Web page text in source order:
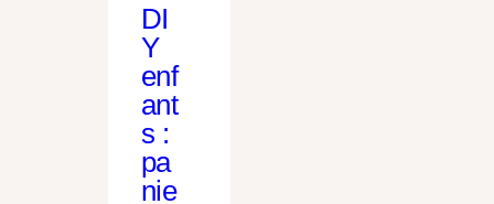
DI
Y
enf
ant
s :
pa
nie